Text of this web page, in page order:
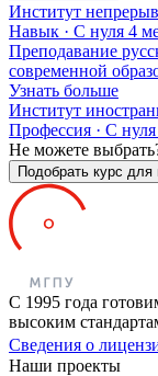
Институт
Навык · C нуля 4
Преподавание
современной
Узнать больше
Институт
Профессия · C нуля
Не можете
Подобрать курс для
С 1995 года
высоким
Сведения о
Наши проекты